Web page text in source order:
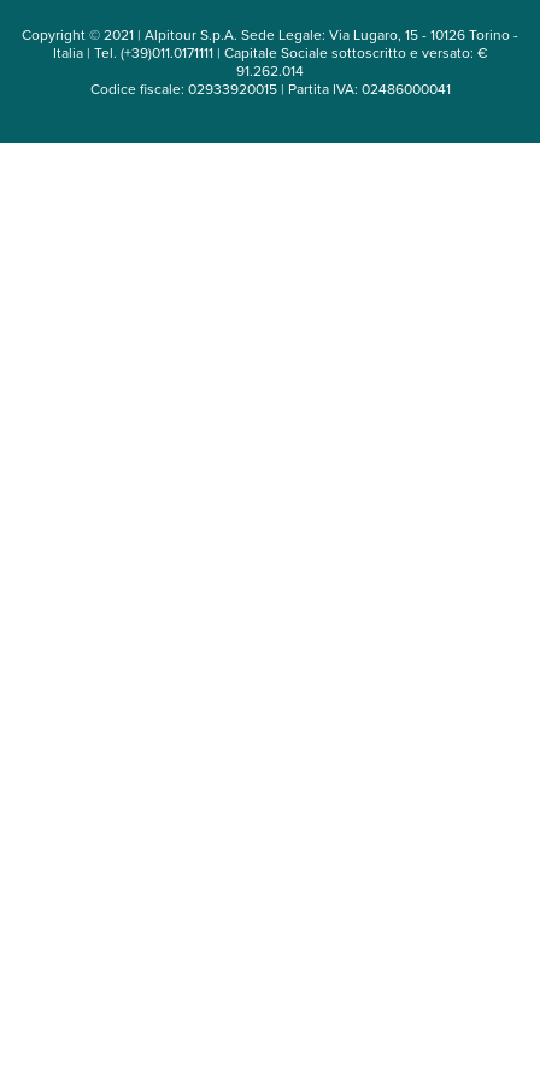
Copyright © 2021 | Alpitour S.p.A. Sede Legale: Via Lugaro, 15 - 10126 Torino -
Italia | Tel. (+39)011.0171111 | Capitale Sociale sottoscritto e versato: €
91.262.014
Codice fiscale: 02933920015 | Partita IVA: 02486000041